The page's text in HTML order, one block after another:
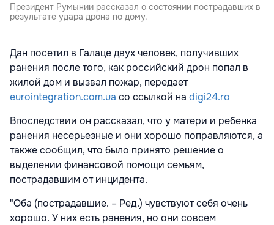
Президент Румынии рассказал о состоянии пострадавших в
результате удара дрона по дому.
Дан посетил в Галаце двух человек, получивших
ранения после того, как российский дрон попал в
жилой дом и вызвал пожар, передает
eurointegration.com.ua со ссылкой на digi24.ro
Впоследствии он рассказал, что у матери и ребенка
ранения несерьезные и они хорошо поправляются, а
также сообщил, что было принято решение о
выделении финансовой помощи семьям,
пострадавшим от инцидента.
"Оба (пострадавшие. – Ред.) чувствуют себя очень
хорошо. У них есть ранения, но они совсем